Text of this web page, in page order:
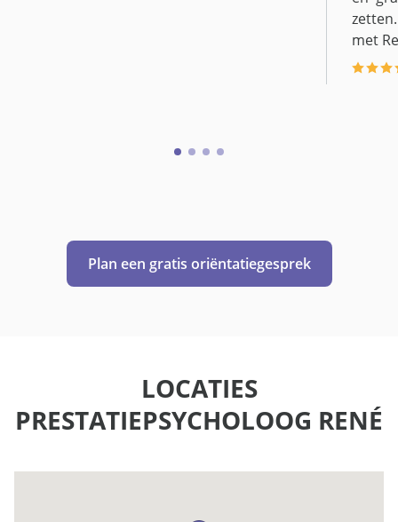
met
Plan een gratis oriëntatiegesprek
LOCATIES
PRESTATIEPSYCHOLOOG RENÉ